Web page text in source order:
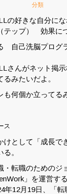
分類
の好きな自分に
ップ） 効果に
自己洗脳プログ
さんがネット掲示
みたいだよ。
も何個か立ってる
ス
として「成長で
。
転職のためのジ
」を運営す
年12月19日、「